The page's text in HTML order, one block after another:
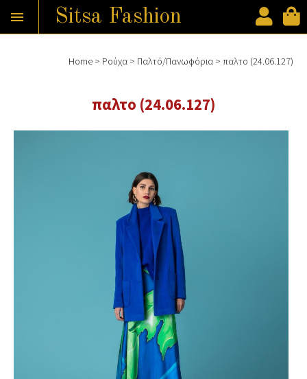
Παράκαμψη προς το κυρίως περιεχόμενο
Sitsa Fashion

Είστε εδώHome > Ρούχα > Παλτό/Πανωφόρια > παλτο (24.06.127)
παλτο (24.06.127)